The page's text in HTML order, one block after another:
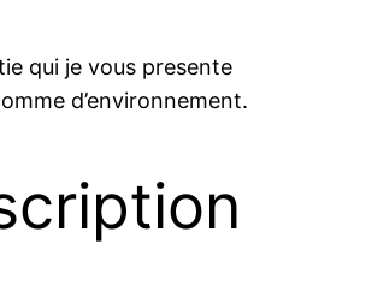
qui je vous presente
d’environnement.